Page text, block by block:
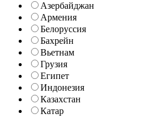
Азербайджан
Армения
Белоруссия
Бахрейн
Вьетнам
Грузия
Египет
Индонезия
Казахстан
Катар